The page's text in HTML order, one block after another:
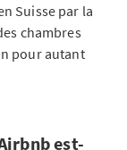
Suisse par la
chambres
pour autant
est-